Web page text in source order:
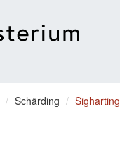
Schärding Sigharting